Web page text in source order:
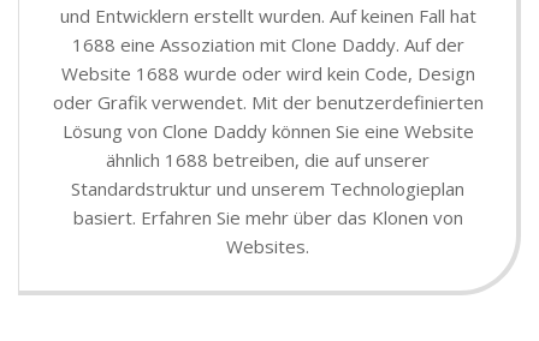
und Entwicklern erstellt wurden. Auf keinen Fall hat
1688 eine Assoziation mit Clone Daddy. Auf der
Website 1688 wurde oder wird kein Code, Design
oder Grafik verwendet. Mit der benutzerdefinierten
Lösung von Clone Daddy können Sie eine Website
ähnlich 1688 betreiben, die auf unserer
Standardstruktur und unserem Technologieplan
basiert. Erfahren Sie mehr über das Klonen von
Websites.